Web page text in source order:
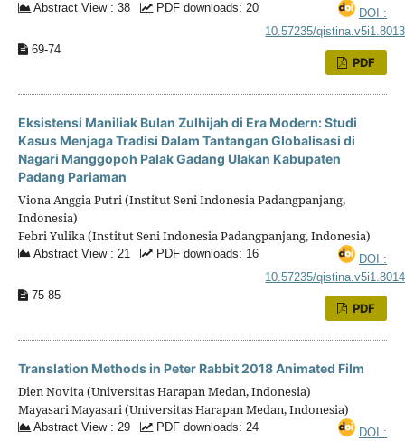
Abstract View : 38 PDF downloads: 20
DOI :
10.57235/qistina.v5i1.8013
69-74
PDF
Eksistensi Maniliak Bulan Zulhijah di Era Modern: Studi
Kasus Menjaga Tradisi Dalam Tantangan Globalisasi di
Nagari Manggopoh Palak Gadang Ulakan Kabupaten
Padang Pariaman
Viona Anggia Putri (Institut Seni Indonesia Padangpanjang,
Indonesia)
Febri Yulika (Institut Seni Indonesia Padangpanjang, Indonesia)
Abstract View : 21 PDF downloads: 16
DOI :
10.57235/qistina.v5i1.8014
75-85
PDF
Translation Methods in Peter Rabbit 2018 Animated Film
Dien Novita (Universitas Harapan Medan, Indonesia)
Mayasari Mayasari (Universitas Harapan Medan, Indonesia)
Abstract View : 29 PDF downloads: 24
DOI :